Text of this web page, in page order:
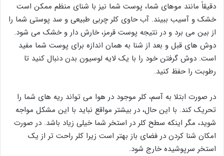
دقیقاً مانند موهای شما، پوست شما نیز با شنای منظم ممکن است
خشک و آسیب ببیند. آب حاوی کلر چربی طبیعی و سد پوستی شما را
از بین می برد و در نتیجه پوست قرمز، خارش دار و خشک می شود.
دوش های قبل و بعد از شنا به همان اندازه برای پوست شما مفید
است. دوش گرفتن خود را با یک لایه لوسیون بدن دنبال کنید تا
رطوبت را حفظ کنید.
در صورت ابتلا به آسم، کلر موجود در هوا می تواند ریه های شما را
تحریک کند. با این حال، در بیشتر مواقع نباید با این مشکل مواجه
شوید، مگر اینکه سطح کلر در استخر شما خیلی زیاد باشد. در صورت
امکان شنا کردن در فضای باز بهتر است زیرا کلر راحت تر از یک
استخر سرپوشیده خارج شود.